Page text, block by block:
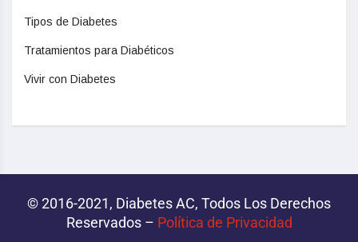
Tipos de Diabetes
Tratamientos para Diabéticos
Vivir con Diabetes
© 2016-2021, Diabetes AC, Todos Los Derechos
Reservados – Política de Privacidad‌­